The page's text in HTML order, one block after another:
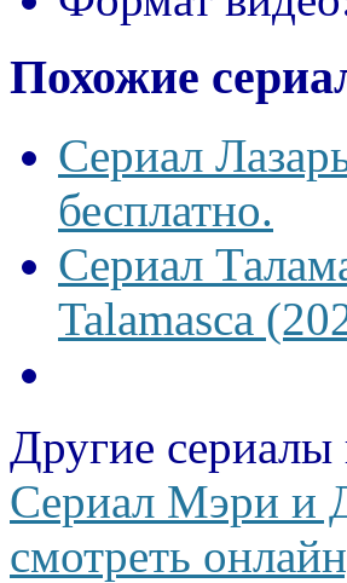
Похожие
Сериал
бесплатно.
Сериал
Talamasca
Другие сериалы
Сериал Мэри и
смотреть